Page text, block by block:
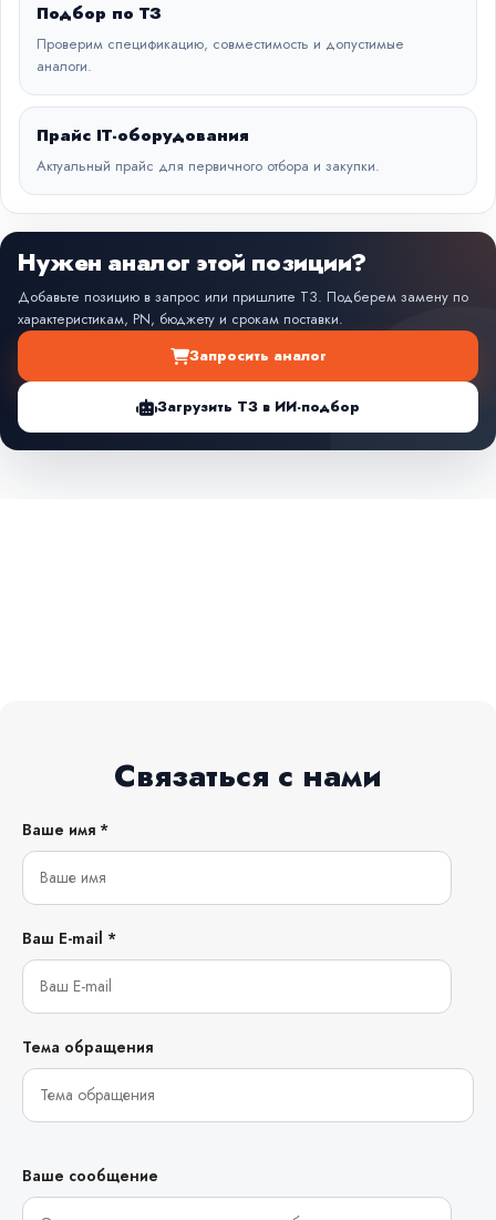
Подбор по ТЗ
Проверим спецификацию, совместимость и допустимые
аналоги.
Прайс IT-оборудования
Актуальный прайс для первичного отбора и закупки.
Нужен аналог этой позиции?
Добавьте позицию в запрос или пришлите ТЗ. Подберем замену по
характеристикам, PN, бюджету и срокам поставки.
Запросить аналог
Загрузить ТЗ в ИИ-подбор
Связаться с нами
Ваше имя *
Ваш E-mail *
Тема обращения
Ваше сообщение